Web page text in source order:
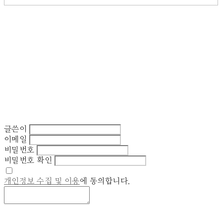
글쓴이
이메일
비밀번호
비밀번호 확인
개인정보 수집 및 이용에 동의합니다.